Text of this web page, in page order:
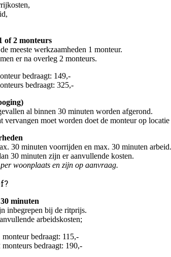
of 2 monteurs
meeste werkzaamheden 1 monteur.
er na overleg 2 monteurs.
bedraagt: 149,-
bedraagt: 325,-
al binnen 30 minuten worden afgerond.
vervangen moet worden doet de monteur op
30 minuten voorrijden en max. 30 minuten arbeid.
30 minuten zijn er aanvullende kosten.
woonplaats en zijn op aanvraag.
minuten
inbegrepen bij de ritprijs.
arbeidskosten;
bedraagt: 115,-
bedraagt: 190,-